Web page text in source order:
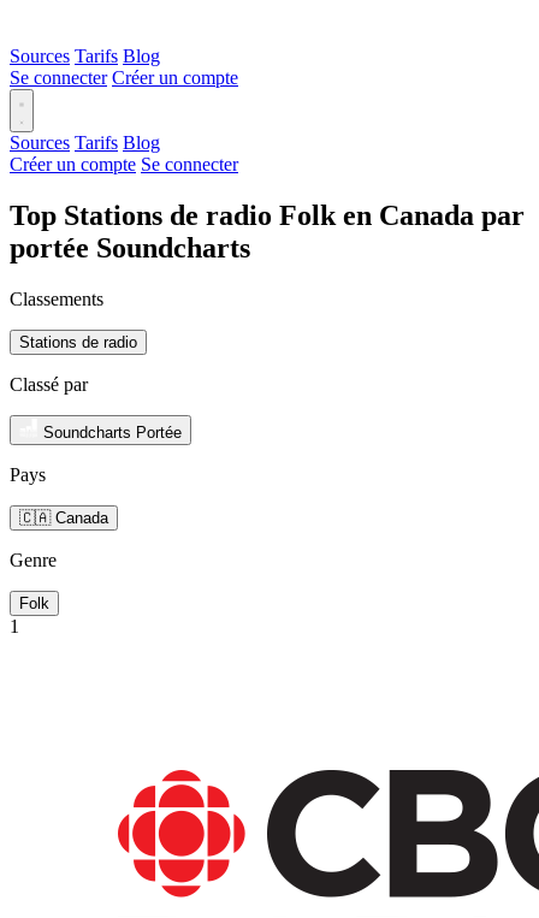
Sources Tarifs Blog
Se connecter Créer un compte
Sources Tarifs Blog
Créer un compte Se connecter
Top Stations de radio Folk en Canada par
portée Soundcharts
Classements
Stations de radio
Classé par
Soundcharts Portée
Pays
🇨🇦 Canada
Genre
Folk
1